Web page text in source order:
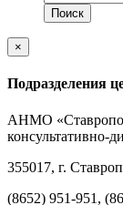
×
Подразделения
АНМО
консультативно-
355017, г.
(8652) 951-951,